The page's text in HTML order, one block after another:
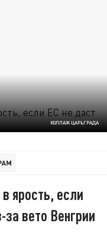
КОЛЛАЖ ЦАРЬГРАДА
ярость, если
вето Венгрии